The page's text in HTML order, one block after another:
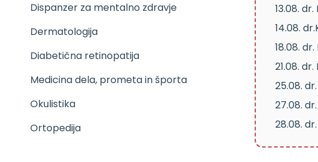
13.08. dr.
14.08.
18.08.
21.08. dr.
25.08.
27.08.
28.08.
Dispanzer za mentalno zdravje
Dermatologija
Diabetična retinopatija
Medicina dela, prometa in športa
Okulistika
Ortopedija